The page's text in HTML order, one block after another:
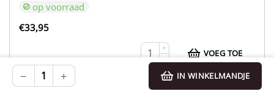
+
− IN WINKELMANDJE
op voorraad
€33,95
+
VOEG TOE